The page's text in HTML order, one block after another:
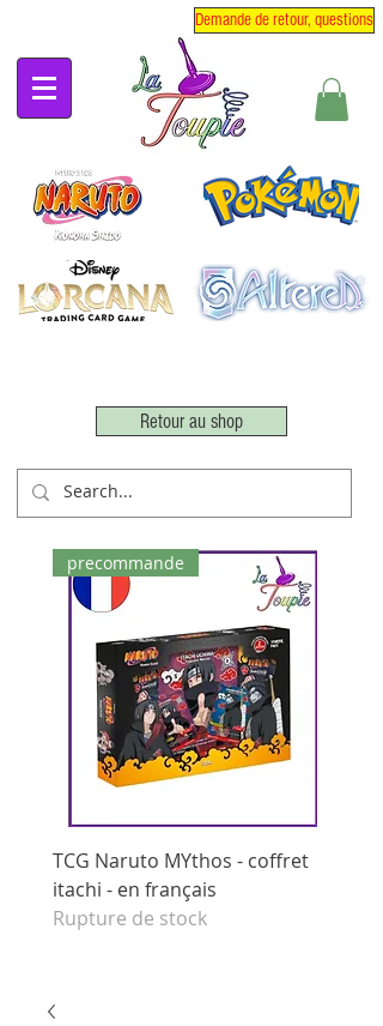
Demande de retour, questions
Retour au shop
precommande
TCG Naruto MYthos - coffret
itachi - en français
Rupture de stock